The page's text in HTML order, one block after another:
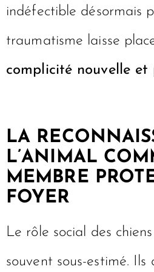
indéfectible désormais
traumatisme laisse
complicité nouvelle et
LA
L’ANIMAL
MEMBRE
FOYER
Le rôle social des
souvent sous-estimé. Ils